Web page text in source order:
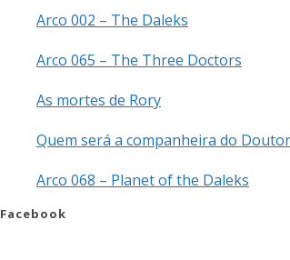
Arco 002 – The Daleks
Arco 065 – The Three Doctors
As mortes de Rory
Quem será a companheira do
Arco 068 – Planet of the Daleks
Facebook